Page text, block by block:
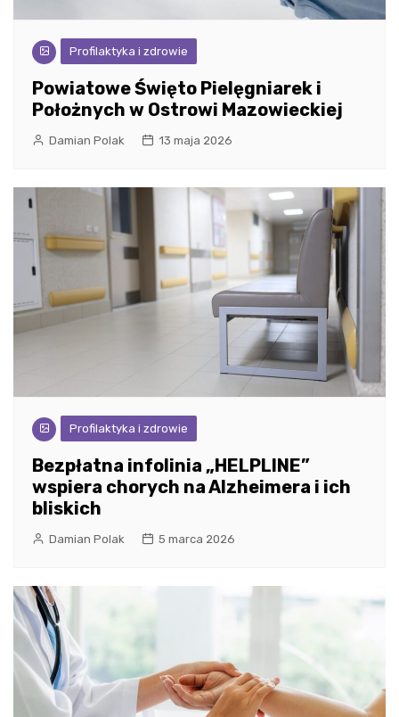
Profilaktyka i zdrowie
Powiatowe Święto Pielęgniarek i
Położnych w Ostrowi Mazowieckiej
Damian Polak 13 maja 2026
Profilaktyka i zdrowie
Bezpłatna infolinia „HELPLINE”
wspiera chorych na Alzheimera i ich
bliskich
Damian Polak 5 marca 2026